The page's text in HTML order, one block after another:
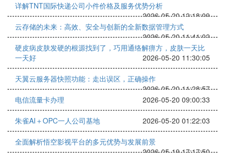
详解TNT国际快递公司小件价格及服务优势分析
2026-05-20 12:18:09
云存储的未来：高效、安全与创新的全新数据管理方式
2026-05-20 11:41:02
硬皮病皮肤发硬的根源找到了，巧用通络解痹方，皮肤一天比
一天好
2026-05-20 11:30:05
天翼云服务器快照功能：走出误区，正确操作
2026-05-20 11:28:57
电信流量卡办理
2026-05-20 09:00:33
朱雀AI＋OPC一人公司基地 2026-05-20 01:22:03
全面解析悟空影视平台的多元优势与发展前景
2026-05-19 17:17:50